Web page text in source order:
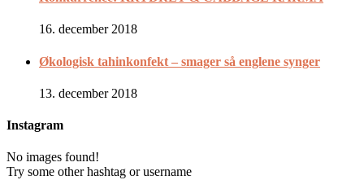
16. december 2018
Økologisk tahinkonfekt – smager så englene synger
13. december 2018
Instagram
No images found!
Try some other hashtag or username